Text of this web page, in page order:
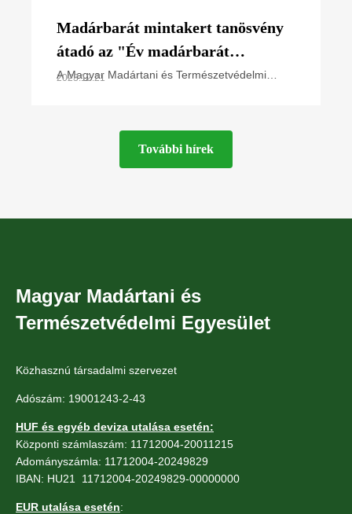
Madárbarát mintakert tanösvény
átadó az "Év madárbarát
településének"
A Magyar Madártani és Természetvédelmi
2023.12.21
További hírek
Magyar Madártani és
Természetvédelmi Egyesület
Közhasznú társadalmi szervezet
Adószám: 19001243-2-43
HUF és egyéb deviza utalása esetén:
Központi számlaszám: 11712004-20011215
Adományszámla: 11712004-20249829
IBAN: HU21 11712004-20249829-00000000
EUR utalása esetén: